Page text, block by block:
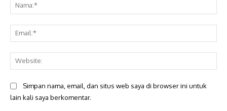
Simpan nama, email, dan situs web saya di browser ini untuk
lain kali saya berkomentar.